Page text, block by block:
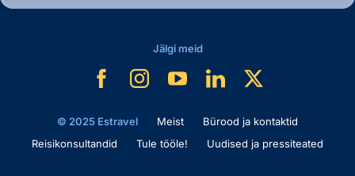
© 2025 Estravel Meist
Bürood ja kontaktid
Reisikonsultandid
Tule tööle! Uudised ja pressiteated
Jälgi meid